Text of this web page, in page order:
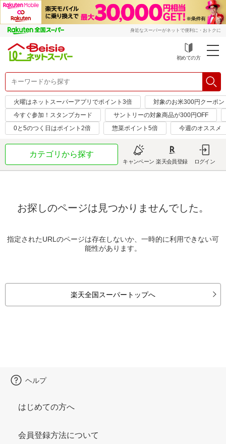
身近なスーパーがネットで便利に・おトクに
初めての方
火曜はネットスーパーアプリでポイント3倍
対象のお米300円クーポン
今すぐ参加！スタンプカード
サントリーの対象商品が300円OFF
0と5のつく日はポイント2倍
惣菜ポイント5倍 今週のオススメ
カテゴリから探す
キャンペーン 楽天会員登録 ログイン
お探しのページは見つかりませんでした。
指定されたURLのページは存在しないか、一時的に利用できない可
能性があります。
楽天全国スーパートップへ
ヘルプ
はじめての方へ
会員登録方法について